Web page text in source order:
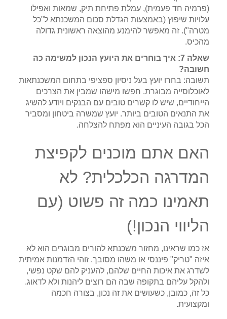
(פרמיה חד פעמית), עמלת פתיחת תיק, שמאות ואפילו
עלויות שיפוץ (באמצעות הגדלת סכום המשכנתא ל"כל
מטרה"). זה מאפשר להימנע מהוצאה ראשונית גדולה
מהכיס.
שאלה 7: איך בוחרים את היועץ הנכון למשימה כה
חשובה?
תשובה: בחרו יועץ בעל ניסיון ספציפי בתחום המשכנתאות
לאוכלוסייה מבוגרת. חפשו מישהו שמבין את הצרכים
הייחודיים, שיש לו קשרים טובים עם הבנקים ויודע להשיג
את התנאים הטובים ביותר. יועץ שמשרה ביטחון ומסביר
הכל בגובה העיניים הוא מפתח להצלחה.
האם אתם מוכנים לקפיצת
המדרגה הכלכלית? לא
תאמינו כמה זה פשוט (עם
הליווי הנכון!)
אז כמו שראינו, מחזור משכנתא להורים מבוגרים הוא לא
איזה "טריק" פיננסי או משהו מסובך. זוהי הזדמנות אמיתית
לשדרג את איכות החיים שלהם, להעניק להם שקט נפשי,
ולהקל עליהם בתקופה שבה הם רוצים ליהנות ולא לדאוג.
כל זה, כמובן, כשעושים את זה נכון, בצורה חכמה
ומקצועית.